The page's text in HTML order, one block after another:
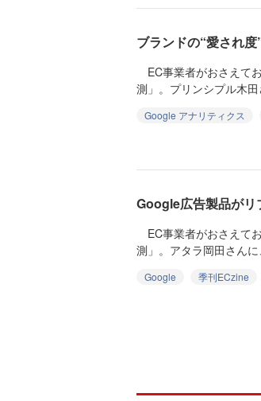
ブランドの“愛され
EC事業者がおさえて
測」。プリンシプル木
Google アナリティクス
Google広告製品がリ
EC事業者がおさえて
測」。アタラ岡田さん
Google 季刊ECzine